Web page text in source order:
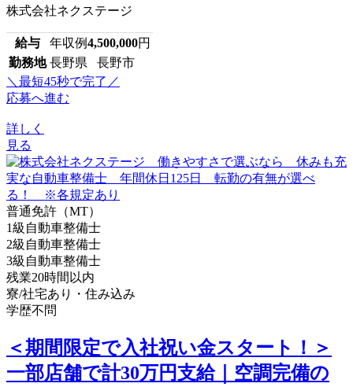
株式会社ネクステージ
給与 年収例4,500,000円
勤務地 長野県 長野市
＼最短45秒で完了／
応募へ進む
詳しく
見る
普通免許（MT）
1級自動車整備士
2級自動車整備士
3級自動車整備士
残業20時間以内
寮/社宅あり・住み込み
学歴不問
＜期間限定で入社祝い金スタート！＞
一部店舗で計30万円支給｜空調完備の